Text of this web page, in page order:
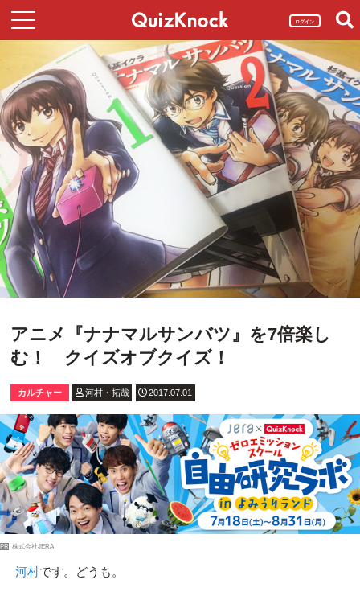
ログイン
アニメ『ナナマルサンバツ』を7倍楽し
む！ クイズオブクイズ！
カルチャー 河村・拓哉 2017.07.01
PR 株式会社JERA
河村です。どうも。